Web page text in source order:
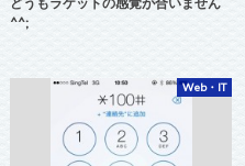
^^;
Web・IT